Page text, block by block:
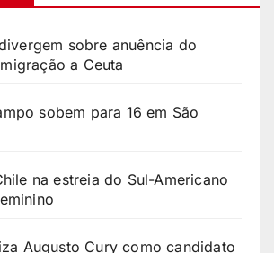
sobre anuência do
a Ceuta
sobem para 16 em São
na estreia do Sul-Americano
Augusto Cury como candidato